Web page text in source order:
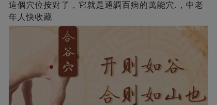
這個穴位按對了，它就是通調百病的萬能穴.，中老
年人快收藏